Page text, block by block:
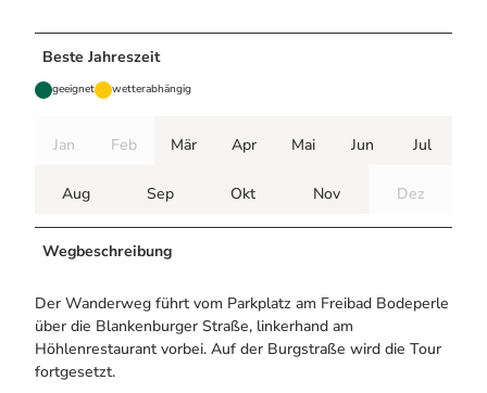
Beste Jahreszeit
geeignet wetterabhängig
Jan Feb Mär Apr Mai Jun Jul
Aug Sep Okt Nov Dez
Wegbeschreibung
Der Wanderweg führt vom Parkplatz am Freibad Bodeperle
über die Blankenburger Straße, linkerhand am
Höhlenrestaurant vorbei. Auf der Burgstraße wird die Tour
fortgesetzt.